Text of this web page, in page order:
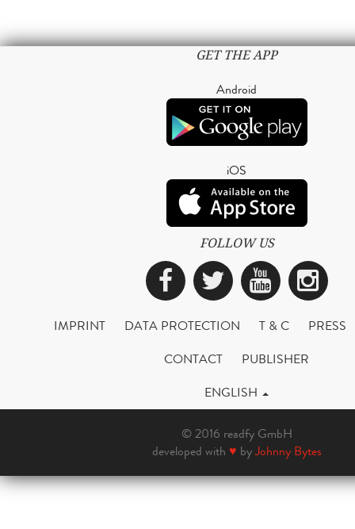
GET THE APP
Android
iOS
FOLLOW US
Facebook
Twitter
IMPRINT DATA PROTECTION T & C
PRESS
CONTACT
PUBLISHER
ENGLISH
© 2016 readfy GmbH
developed with ♥ byJohnny Bytes